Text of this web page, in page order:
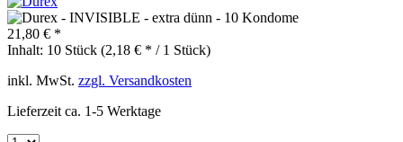
21,80 € *
Inhalt: 10 Stück (2,18 € * / 1 Stück)
inkl. MwSt. zzgl. Versandkosten
Lieferzeit ca. 1-5 Werktage